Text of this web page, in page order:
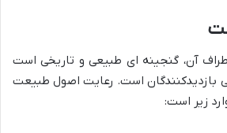
آن، گنجینه ای طبیعی و تاریخی است
بازدیدکنندگان است. رعایت اصول طبیعت
زیر است: